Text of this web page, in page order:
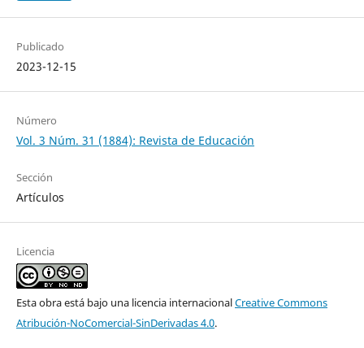
Publicado
2023-12-15
Número
Vol. 3 Núm. 31 (1884): Revista de Educación
Sección
Artículos
Licencia
Esta obra está bajo una licencia internacionalCreative Commons
Atribución-NoComercial-SinDerivadas 4.0.